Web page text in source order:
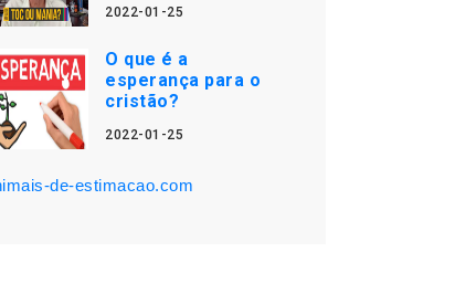
2022-01-25
O que é a
esperança para o
cristão?
2022-01-25
de-estimacao.com